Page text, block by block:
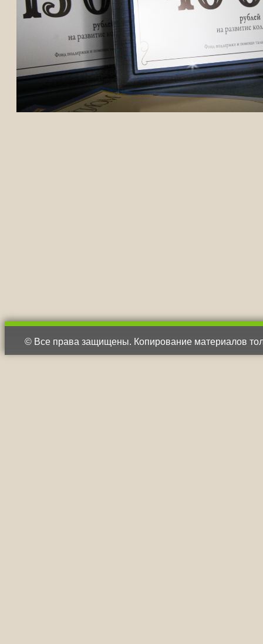
© Все права защищены. Копирование материалов